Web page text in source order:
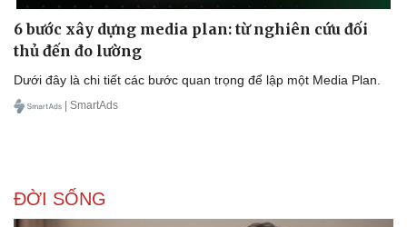
Doanh nghiệp
Thông tin doanh nghiệp
Công nghệ
6 bước xây dựng media plan: từ nghiên cứu đối
thủ đến đo lường
Dưới đây là chi tiết các bước quan trọng để lập một Media Plan.
| SmartAds
ĐỜI SỐNG